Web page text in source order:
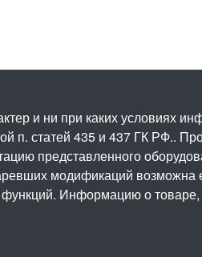
и ни при каких условиях
статей 435 и 437 ГК РФ..
представленного
модификаций
Информацию о товаре,